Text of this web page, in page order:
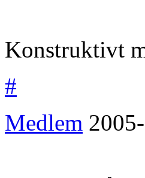
Konstruktivt
#
Medlem